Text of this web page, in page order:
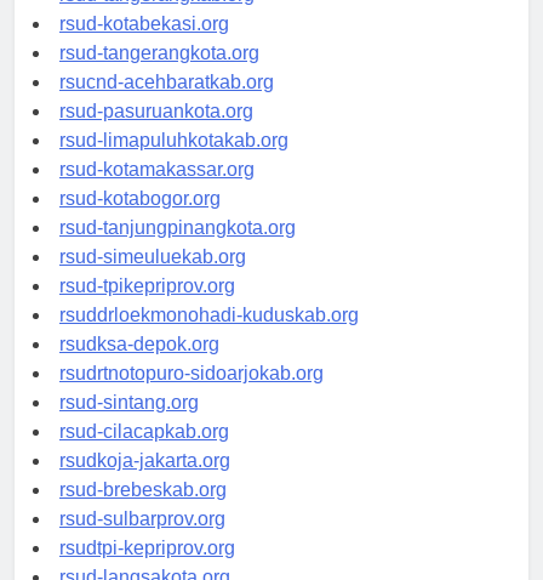
rsud-tangerangkab.org
rsud-kotabekasi.org
rsud-tangerangkota.org
rsucnd-acehbaratkab.org
rsud-pasuruankota.org
rsud-limapuluhkotakab.org
rsud-kotamakassar.org
rsud-kotabogor.org
rsud-tanjungpinangkota.org
rsud-simeuluekab.org
rsud-tpikepriprov.org
rsuddrloekmonohadi-kuduskab.org
rsudksa-depok.org
rsudrtnotopuro-sidoarjokab.org
rsud-sintang.org
rsud-cilacapkab.org
rsudkoja-jakarta.org
rsud-brebeskab.org
rsud-sulbarprov.org
rsudtpi-kepriprov.org